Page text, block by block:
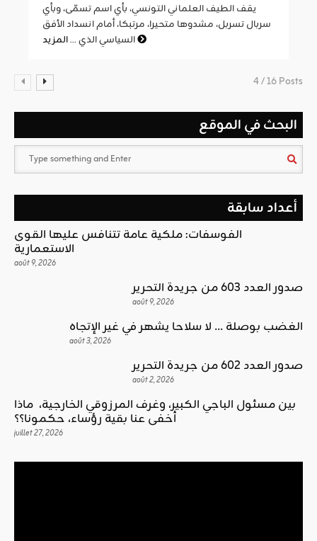
يقف الطيف العلماني التونسي، بأي اسم تسمّى، وبأي
سربال تسربل، مشدوها متحيرا، مرتبكا، أمام انسداد الأفق
السياسي الذي ...
4 / 16 Posts
البحث في الموقع
أعداد سابقة
الفوسفات: ملكية عامة تتنافس عليها القوى
الاستعمارية
août 9, 2026
صدور العدد 603 من جريدة التحرير
août 9, 2026
الغضب بوصلة … لا سلاحا يشهر في غير الإتجاه
août 3, 2026
صدور العدد 602 من جريدة التحرير
août 2, 2026
بين مسئول الباجي الكبير، وغرف المرزوقي الخارجية، ماذا
أخفى عنا بقية رؤساء، حكمونا؟؟
juillet 27, 2026